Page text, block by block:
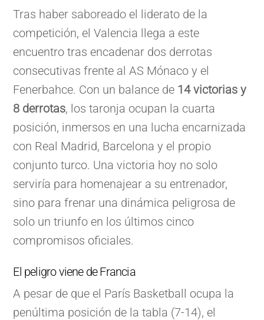
Tras haber saboreado el liderato de la
competición, el Valencia llega a este
encuentro tras encadenar dos derrotas
consecutivas frente al AS Mónaco y el
Fenerbahce. Con un balance de 14 victorias y
8 derrotas, los taronja ocupan la cuarta
posición, inmersos en una lucha encarnizada
con Real Madrid, Barcelona y el propio
conjunto turco. Una victoria hoy no solo
serviría para homenajear a su entrenador,
sino para frenar una dinámica peligrosa de
solo un triunfo en los últimos cinco
compromisos oficiales.
El peligro viene de Francia
A pesar de que el París Basketball ocupa la
penúltima posición de la tabla (7-14), el